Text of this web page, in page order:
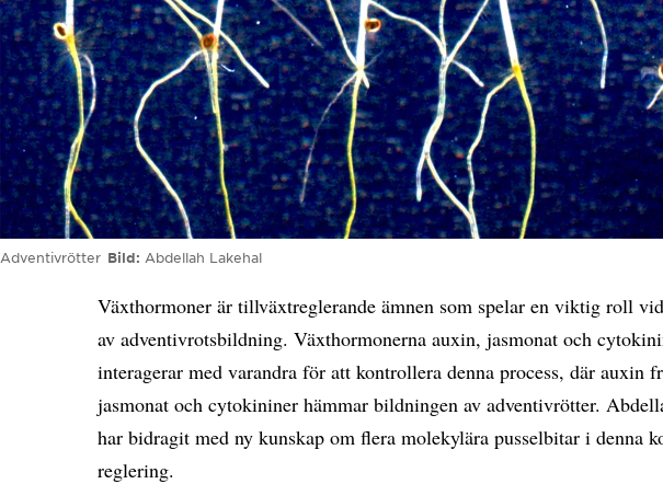
Adventivrötter Bild Abdellah Lakehal
Växthormoner är tillväxtreglerande ämnen som spelar en viktig roll
av adventivrotsbildning. Växthormonerna auxin, jasmonat och
interagerar med varandra för att kontrollera denna process, där auxin
jasmonat och cytokininer hämmar bildningen av adventivrötter.
har bidragit med ny kunskap om flera molekylära pusselbitar i denna
reglering.